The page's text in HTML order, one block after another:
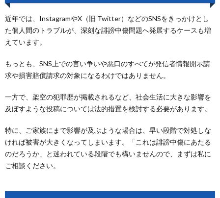
近年では、InstagramやX（旧 Twitter）などのSNSをきっかけとし
た個人間のトラブルが、深刻な誹謗中傷問題へ発展するケースも増
えています。
もっとも、SNS上での言い争いや悪口のすべてが発信者情報開示請
求や損害賠償請求の対象になるわけではありません。
一方で、架空の犯罪歴が掲載されるなど、社会生活に大きな影響を
及ぼすような投稿については法的措置を検討する必要があります。
特に、ご家族にまで影響が及ぶような場合は、早い段階で対処しな
ければ被害が大きくなってしまいます。「これは誹謗中傷にあたる
のだろうか」と迷われている段階でも構いませんので、まずは私に
ご相談ください。